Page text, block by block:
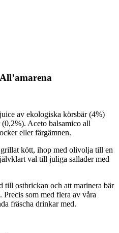
av ekologiska körsbär (4%)
Aceto balsamico all
eller färgämnen.
kött, ihop med olivolja till en
val till juliga sallader med
till ostbrickan och att marinera bär
som med flera av våra
fräscha drinkar med.